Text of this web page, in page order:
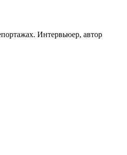
Интервьюер, автор